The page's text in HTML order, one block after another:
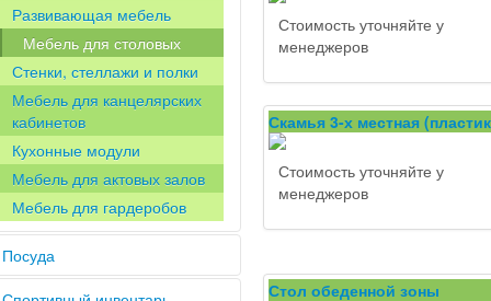
Развивающая мебель
Мебель для столовых
Стенки, стеллажи и полки
Мебель для канцелярских
кабинетов
Кухонные модули
Мебель для актовых залов
Мебель для гардеробов
Посуда
Стоимость уточняйте у
менеджеров
Скамья 3-х местная
Стоимость уточняйте у
менеджеров
Стол обеденной зоны